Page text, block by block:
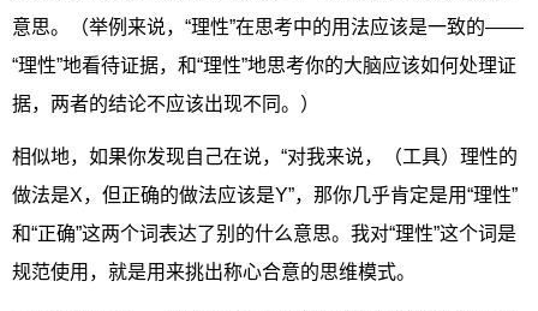
意思。（举例来说，“理性”在思考中的用法应该是一致的——
“理性”地看待证据，和“理性”地思考你的大脑应该如何处理证
据，两者的结论不应该出现不同。）
相似地，如果你发现自己在说，“对我来说，（工具）理性的
做法是X，但正确的做法应该是Y”，那你几乎肯定是用“理性”
和“正确”这两个词表达了别的什么意思。我对“理性”这个词是
规范使用，就是用来挑出称心合意的思维模式。